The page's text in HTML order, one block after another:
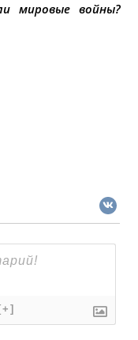
мировые войны?
[+]